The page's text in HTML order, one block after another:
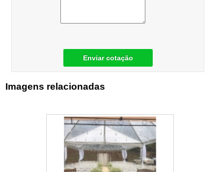
Enviar cotação
Imagens relacionadas